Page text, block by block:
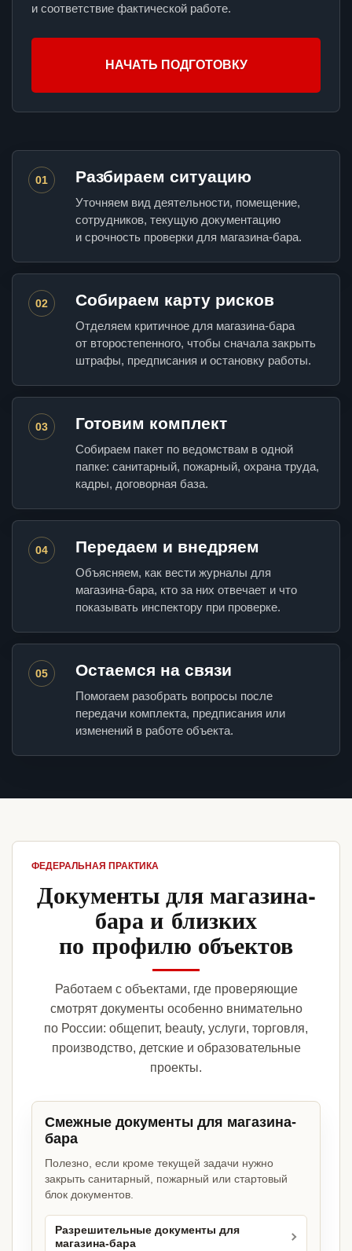
и соответствие фактической работе.
НАЧАТЬ ПОДГОТОВКУ
01 Разбираем ситуацию
Уточняем вид деятельности, помещение,
сотрудников, текущую документацию
и срочность проверки для магазина-бара.
02 Собираем карту рисков
Отделяем критичное для магазина-бара
от второстепенного, чтобы сначала закрыть
штрафы, предписания и остановку работы.
03 Готовим комплект
Собираем пакет по ведомствам в одной
папке: санитарный, пожарный, охрана труда,
кадры, договорная база.
04 Передаем и внедряем
Объясняем, как вести журналы для
магазина-бара, кто за них отвечает и что
показывать инспектору при проверке.
05 Остаемся на связи
Помогаем разобрать вопросы после
передачи комплекта, предписания или
изменений в работе объекта.
ФЕДЕРАЛЬНАЯ ПРАКТИКА
Документы для магазина-
бара и близких
по профилю объектов
Работаем с объектами, где проверяющие
смотрят документы особенно внимательно
по России: общепит, beauty, услуги, торговля,
производство, детские и образовательные
проекты.
Смежные документы для магазина-
бара
Полезно, если кроме текущей задачи нужно
закрыть санитарный, пожарный или стартовый
блок документов.
Разрешительные документы для
магазина-бара